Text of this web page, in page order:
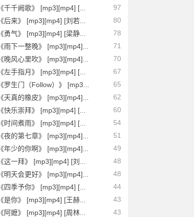
97
《千千阙歌》 [mp3][mp4] [...
80
《后来》 [mp3][mp4] [刘若...
78
《勇气》 [mp3][mp4] [梁静...
71
《雨下一整晚》 [mp3][mp4]...
70
《晚风心里吹》 [mp3][mp4]...
67
《左手指月》 [mp3][mp4] [...
65
《罗生门（Follow）》 [mp3...
62
《天真的橡皮》 [mp3][mp4]...
60
《快乐崇拜》 [mp3][mp4] [...
54
《时间煮雨》 [mp3][mp4] [...
51
《夜的第七章》 [mp3][mp4]...
49
《年少的你啊》 [mp3][mp4]...
48
《这一拜》 [mp3][mp4] [刘...
48
《明天会更好》 [mp3][mp4]...
44
《四季予你》 [mp3][mp4] [...
43
《是你》 [mp3][mp4] [王赫...
43
《阿嬷》 [mp3][mp4] [周林...